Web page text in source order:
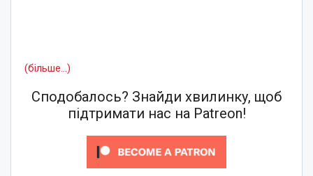
(більше…)
Сподобалось? Знайди хвилинку, щоб
підтримати нас на Patreon!